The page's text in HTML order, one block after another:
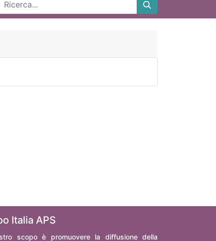
Italia APS
scopo è promuovere la diffusione della